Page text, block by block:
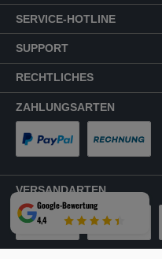
SERVICE-HOTLINE
SUPPORT
RECHTLICHES
ZAHLUNGSARTEN
VERSANDARTEN
LKW-Tour Spedition
Google-Bewertung
4,4